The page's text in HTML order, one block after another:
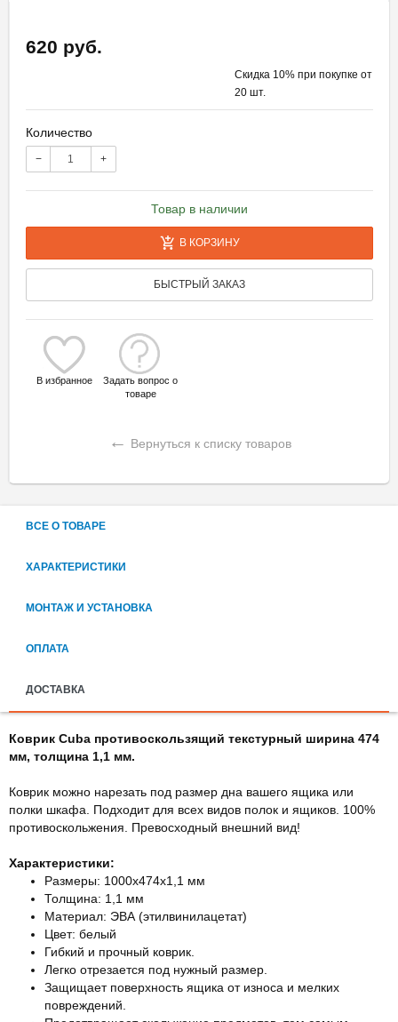
620 руб.
Скидка 10% при покупке от
20 шт.
Количество
− +
Товар в наличии
В КОРЗИНУ
БЫСТРЫЙ ЗАКАЗ
В избранное
Задать вопрос о
товаре
← Вернуться к списку товаров
ВСЕ О ТОВАРЕ
ХАРАКТЕРИСТИКИ
МОНТАЖ И УСТАНОВКА
ОПЛАТА
ДОСТАВКА
Коврик Cuba противоскользящий текстурный ширина 474
мм, толщина 1,1 мм.
Коврик можно нарезать под размер дна вашего ящика или
полки шкафа. Подходит для всех видов полок и ящиков. 100%
противоскольжения. Превосходный внешний вид!
Характеристики:
Размеры: 1000х474х1,1 мм
Толщина: 1,1 мм
Материал: ЭВА (этилвинилацетат)
Цвет: белый
Гибкий и прочный коврик.
Легко отрезается под нужный размер.
Защищает поверхность ящика от износа и мелких
повреждений.